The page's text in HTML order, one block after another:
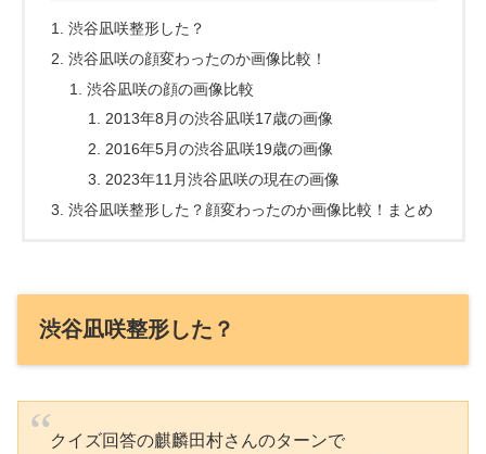
渋谷凪咲整形した？
渋谷凪咲の顔変わったのか画像比較！
渋谷凪咲の顔の画像比較
2013年8月の渋谷凪咲17歳の画像
2016年5月の渋谷凪咲19歳の画像
2023年11月渋谷凪咲の現在の画像
渋谷凪咲整形した？顔変わったのか画像比較！まとめ
渋谷凪咲整形した？
クイズ回答の麒麟田村さんのターンで